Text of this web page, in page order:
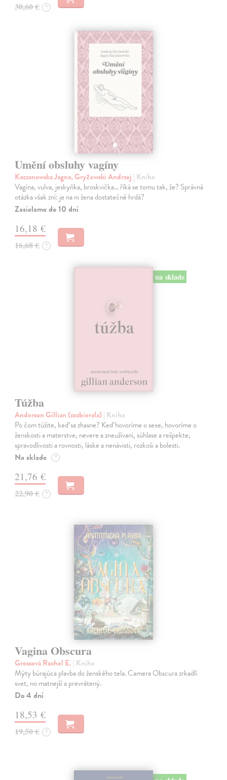
30,60 € ?
Umění obsluhy vagíny
Kaczanowska Jagna, Gryżewski Andrzej | Kniha
Vagína, vulva, jeskyňka, broskvička... říká se tomu tak, že? Správná
otázka však zní: je na ni žena dostatečně hrdá?
Zasielame do 10 dní
16,18 €
16,68 € ?
na sklade
Túžba
Anderson Gillian (zozbierala)| Kniha
Po čom túžite, keď sa zhasne? Keď hovoríme o sexe, hovoríme o
ženskosti a materstve, nevere a zneužívaní, súhlase a rešpekte,
spravodlivosti a rovnosti, láske a nenávisti, rozkoši a bolesti.
Na sklade ?
21,76 €
22,90 € ?
Vagina Obscura
Grossová Rachel E. | Kniha
Mýty búrajúca plavba do ženského tela. Camera Obscura zrkadlí
svet, no matnejší a prevrátený.
Do 4 dní
18,53 €
19,50 € ?